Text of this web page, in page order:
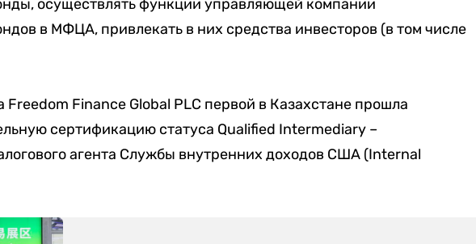
осуществлять функции управляющей компании
в МФЦА, привлекать в них средства инвесторов (в том числе
Freedom Finance Global PLC первой в Казахстане прошла
сертификацию статуса Qualified Intermediary –
агента Службы внутренних доходов США (Internal